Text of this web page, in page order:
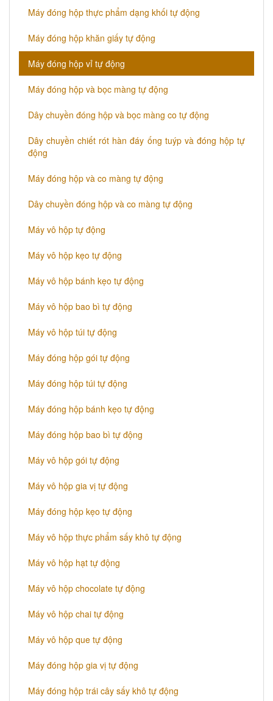
Máy đóng hộp thực phẩm dạng khối tự động
Máy đóng hộp khăn giấy tự động
Máy đóng hộp vỉ tự động
Máy đóng hộp và bọc màng tự động
Dây chuyền đóng hộp và bọc màng co tự động
Dây chuyền chiết rót hàn đáy ống tuýp và đóng hộp tự
động
Máy đóng hộp và co màng tự động
Dây chuyền đóng hộp và co màng tự động
Máy vô hộp tự động
Máy vô hộp kẹo tự động
Máy vô hộp bánh kẹo tự động
Máy vô hộp bao bì tự động
Máy vô hộp túi tự động
Máy đóng hộp gói tự động
Máy đóng hộp túi tự động
Máy đóng hộp bánh kẹo tự động
Máy đóng hộp bao bì tự động
Máy vô hộp gói tự động
Máy vô hộp gia vị tự động
Máy đóng hộp kẹo tự động
Máy vô hộp thực phẩm sấy khô tự động
Máy vô hộp hạt tự động
Máy vô hộp chocolate tự động
Máy vô hộp chai tự động
Máy vô hộp que tự động
Máy đóng hộp gia vị tự động
Máy đóng hộp trái cây sấy khô tự động